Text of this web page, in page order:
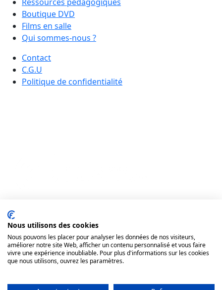
Boutique DVD
Films en salle
Qui sommes-nous ?
Contact
C.G.U
Politique de confidentialité
Nous utilisons des cookies
Nous pouvons les placer pour analyser les données de nos visiteurs,
améliorer notre site Web, afficher un contenu personnalisé et vous faire
vivre une expérience inoubliable. Pour plus d'informations sur les cookies
que nous utilisons, ouvrez les paramètres.